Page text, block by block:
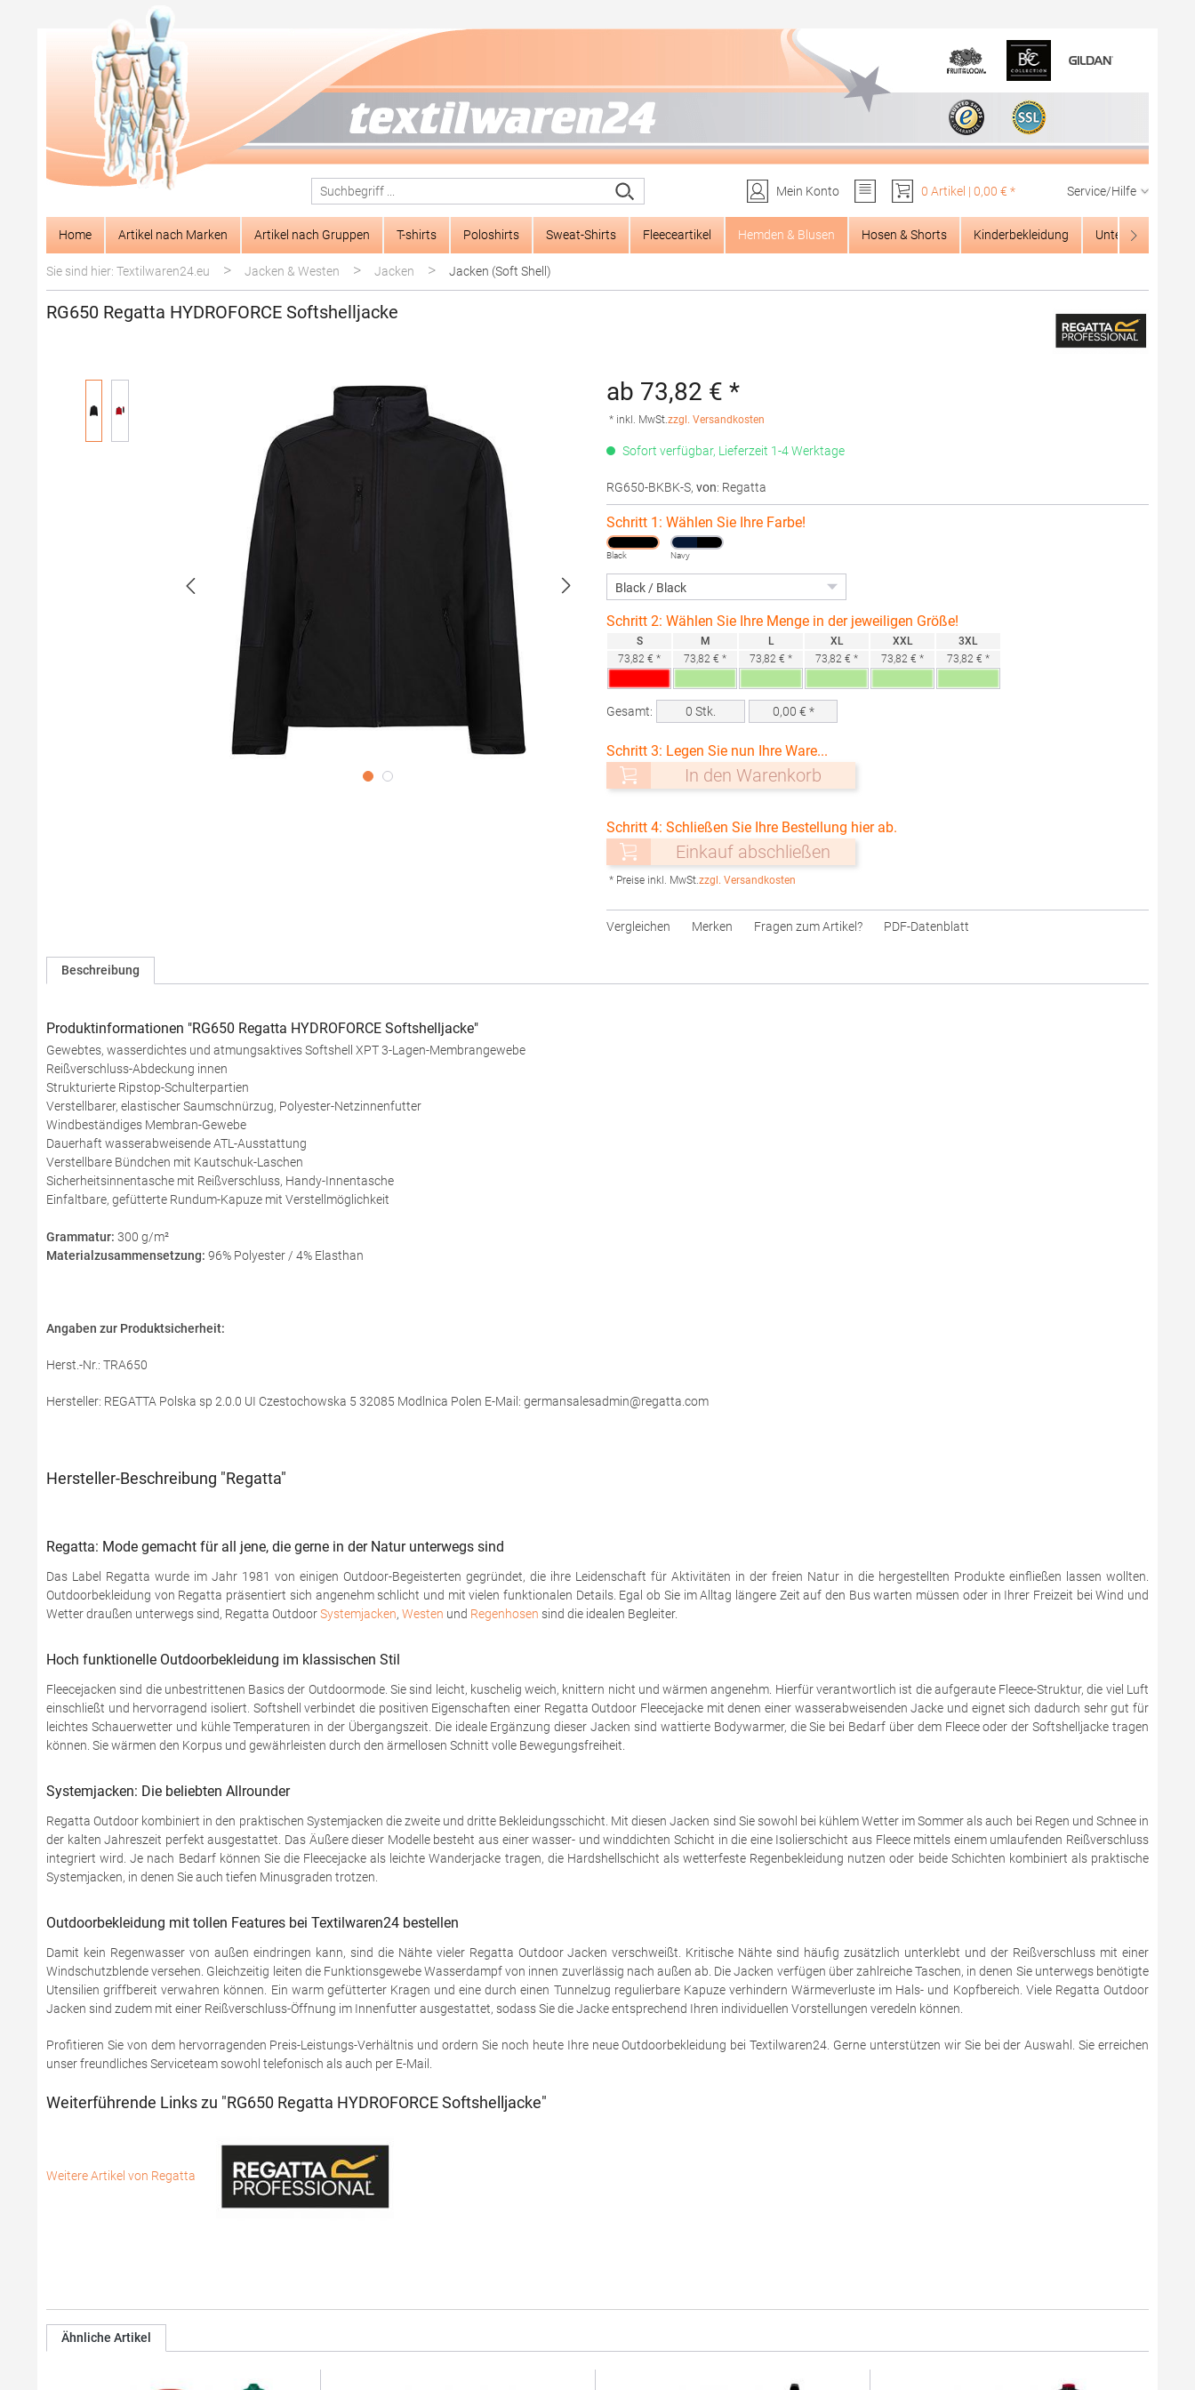
Zur Hauptnavigation springen
Mein Konto
0 Artikel | 0,00 € * Service/Hilfe
Home Artikel nach Marken Artikel nach Gruppen T-shirts Poloshirts Sweat-Shirts Fleeceartikel Hemden & Blusen Hosen & Shorts Kinderbekleidung Unterwäsche
Sie sind hier: Textilwaren24.eu > Jacken & Westen > Jacken > Jacken (Soft Shell)
RG650 Regatta HYDROFORCE Softshelljacke
ab 73,82 € *
* inkl. MwSt.zzgl. Versandkosten
Sofort verfügbar, Lieferzeit 1-4 Werktage
RG650-BKBK-S, von: Regatta
Schritt 1: Wählen Sie Ihre Farbe!
Black Navy
Schritt 2: Wählen Sie Ihre Menge in der jeweiligen Größe!
S
73,82 € *
M
73,82 € *
L
73,82 € *
XL
73,82 € *
XXL
73,82 € *
3XL
73,82 € *
Gesamt: 0 Stk. 0,00 € *
Schritt 3: Legen Sie nun Ihre Ware...
In den Warenkorb
Schritt 4: Schließen Sie Ihre Bestellung hier ab.
Einkauf abschließen
* Preise inkl. MwSt.zzgl. Versandkosten
Vergleichen Merken Fragen zum Artikel? PDF-Datenblatt
Beschreibung
Produktinformationen "RG650 Regatta HYDROFORCE Softshelljacke"
Gewebtes, wasserdichtes und atmungsaktives Softshell XPT 3-Lagen-Membrangewebe
Reißverschluss-Abdeckung innen
Strukturierte Ripstop-Schulterpartien
Verstellbarer, elastischer Saumschnürzug, Polyester-Netzinnenfutter
Windbeständiges Membran-Gewebe
Dauerhaft wasserabweisende ATL-Ausstattung
Verstellbare Bündchen mit Kautschuk-Laschen
Sicherheitsinnentasche mit Reißverschluss, Handy-Innentasche
Einfaltbare, gefütterte Rundum-Kapuze mit Verstellmöglichkeit
Grammatur: 300 g/m²
Materialzusammensetzung: 96% Polyester / 4% Elasthan
Angaben zur Produktsicherheit:
Herst.-Nr.: TRA650
Hersteller: REGATTA Polska sp 2.0.0 UI Czestochowska 5 32085 Modlnica Polen E-Mail: germansalesadmin@regatta.com
Hersteller-Beschreibung "Regatta"
Regatta: Mode gemacht für all jene, die gerne in der Natur unterwegs sind
Das Label Regatta wurde im Jahr 1981 von einigen Outdoor-Begeisterten gegründet, die ihre Leidenschaft für Aktivitäten in der freien Natur in die hergestellten Produkte einfließen lassen wollten.
Outdoorbekleidung von Regatta präsentiert sich angenehm schlicht und mit vielen funktionalen Details. Egal ob Sie im Alltag längere Zeit auf den Bus warten müssen oder in Ihrer Freizeit bei Wind und
Wetter draußen unterwegs sind, Regatta OutdoorSystemjacken, Westen und Regenhosen sind die idealen Begleiter.
Hoch funktionelle Outdoorbekleidung im klassischen Stil
Fleecejacken sind die unbestrittenen Basics der Outdoormode. Sie sind leicht, kuschelig weich, knittern nicht und wärmen angenehm. Hierfür verantwortlich ist die aufgeraute Fleece-Struktur, die viel Luft
einschließt und hervorragend isoliert. Softshell verbindet die positiven Eigenschaften einer Regatta Outdoor Fleecejacke mit denen einer wasserabweisenden Jacke und eignet sich dadurch sehr gut für
leichtes Schauerwetter und kühle Temperaturen in der Übergangszeit. Die ideale Ergänzung dieser Jacken sind wattierte Bodywarmer, die Sie bei Bedarf über dem Fleece oder der Softshelljacke tragen
können. Sie wärmen den Korpus und gewährleisten durch den ärmellosen Schnitt volle Bewegungsfreiheit.
Systemjacken: Die beliebten Allrounder
Regatta Outdoor kombiniert in den praktischen Systemjacken die zweite und dritte Bekleidungsschicht. Mit diesen Jacken sind Sie sowohl bei kühlem Wetter im Sommer als auch bei Regen und Schnee in
der kalten Jahreszeit perfekt ausgestattet. Das Äußere dieser Modelle besteht aus einer wasser- und winddichten Schicht in die eine Isolierschicht aus Fleece mittels einem umlaufenden Reißverschluss
integriert wird. Je nach Bedarf können Sie die Fleecejacke als leichte Wanderjacke tragen, die Hardshellschicht als wetterfeste Regenbekleidung nutzen oder beide Schichten kombiniert als praktische
Systemjacken, in denen Sie auch tiefen Minusgraden trotzen.
Outdoorbekleidung mit tollen Features bei Textilwaren24 bestellen
Damit kein Regenwasser von außen eindringen kann, sind die Nähte vieler Regatta Outdoor Jacken verschweißt. Kritische Nähte sind häufig zusätzlich unterklebt und der Reißverschluss mit einer
Windschutzblende versehen. Gleichzeitig leiten die Funktionsgewebe Wasserdampf von innen zuverlässig nach außen ab. Die Jacken verfügen über zahlreiche Taschen, in denen Sie unterwegs benötigte
Utensilien griffbereit verwahren können. Ein warm gefütterter Kragen und eine durch einen Tunnelzug regulierbare Kapuze verhindern Wärmeverluste im Hals- und Kopfbereich. Viele Regatta Outdoor
Jacken sind zudem mit einer Reißverschluss-Öffnung im Innenfutter ausgestattet, sodass Sie die Jacke entsprechend Ihren individuellen Vorstellungen veredeln können.
Profitieren Sie von dem hervorragenden Preis-Leistungs-Verhältnis und ordern Sie noch heute Ihre neue Outdoorbekleidung bei Textilwaren24. Gerne unterstützen wir Sie bei der Auswahl. Sie erreichen
unser freundliches Serviceteam sowohl telefonisch als auch per E-Mail.
Weiterführende Links zu "RG650 Regatta HYDROFORCE Softshelljacke"
Weitere Artikel von Regatta
Ähnliche Artikel